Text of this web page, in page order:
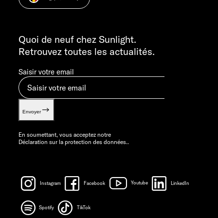
LE VENDREDI : 7H30 - 12H00
info@sunlight.de
Quoi de neuf chez Sunlight.
Retrouvez toutes les actualités.
Saisir votre email
Envoyer
En soumettant, vous acceptez notre
Déclaration sur la protection des données..
Instagram Facebook Youtube LinkedIn
Spotify TikTok